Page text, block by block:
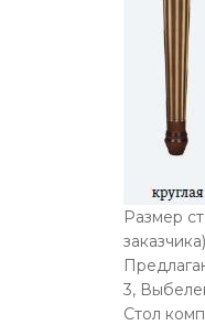
Размер
3,
Стол